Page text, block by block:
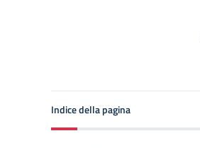
Indice della pagina